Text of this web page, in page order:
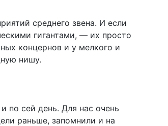
среднего звена. И если
гигантами, — их просто
концернов и у мелкого и
нишу.
по сей день. Для нас очень
раньше, запомнили и на